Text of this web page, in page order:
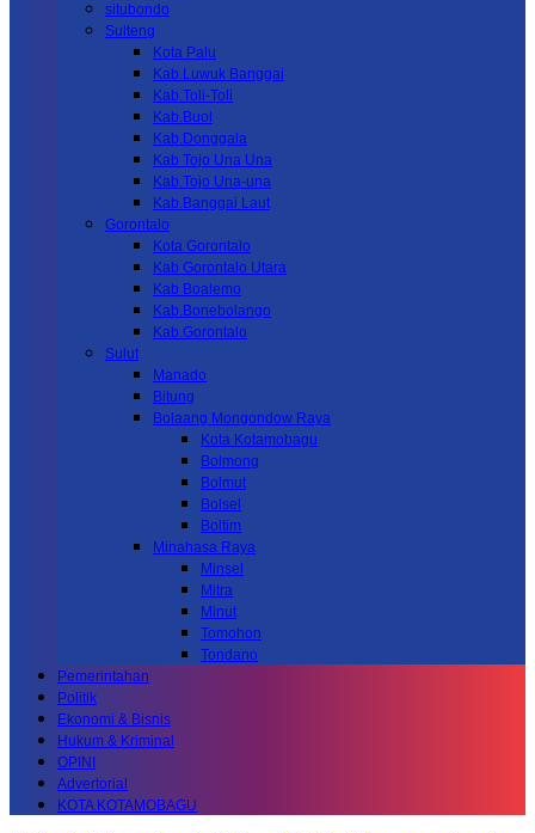
situbondo
Sulteng
Kota Palu
Kab.Luwuk Banggai
Kab.Toli-Toli
Kab.Buol
Kab.Donggala
Kab Tojo Una Una
Kab.Tojo Una-una
Kab.Banggai Laut
Gorontalo
Kota Gorontalo
Kab Gorontalo Utara
Kab Boalemo
Kab.Bonebolango
Kab.Gorontalo
Sulut
Manado
Bitung
Bolaang Mongondow Raya
Kota Kotamobagu
Bolmong
Bolmut
Bolsel
Boltim
Minahasa Raya
Minsel
Mitra
Minut
Tomohon
Tondano
Pemerintahan
Politik
Ekonomi & Bisnis
Hukum & Kriminal
OPINI
Advertorial
KOTA KOTAMOBAGU